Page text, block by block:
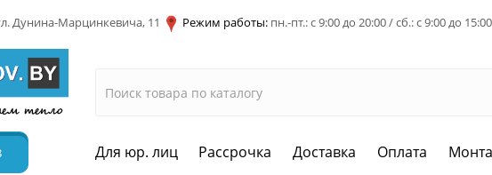
Дунина-Марцинкевича, 11 Режим работы: пн.-пт.: с 9:00 до 20:00 / сб.: с 9:00 до 15:00
Для юр. лиц Рассрочка Доставка Оплата